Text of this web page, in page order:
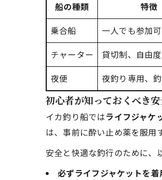
船の種類 特徴
乗合船
一人でも参加
チャーター
貸切制、自由
夜便
夜釣り専用、
初心者が知っておくべき
イカ釣り船ではライフジャケ
は、事前に酔い止め薬を服用
安全と快適な釣行のために、
必ずライフジャケットを着